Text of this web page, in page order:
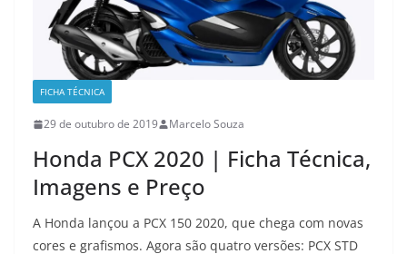
FICHA TÉCNICA
29 de outubro de 2019 Marcelo Souza
Honda PCX 2020 | Ficha Técnica,
Imagens e Preço
A Honda lançou a PCX 150 2020, que chega com novas
cores e grafismos. Agora são quatro versões: PCX STD